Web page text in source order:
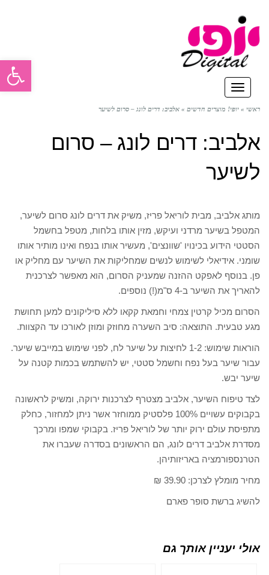
תפריט
ראשי » יופי! מוצרים חדשים » אלביב: דרים לונג – סרום לשיער
אלביב: דרים לונג – סרום
לשיער
מותג אלביב, מבית לוריאל פריז, משיק את דרים לונג סרום לשיער,
המטפל בשיער מרדני ועיקש, מזין אותו בלחות, מטפל בחשמל
הסטטי הידוע בכינויו 'שוונצים', מעשיר אותו בנפח ואינו מותיר אותו
שומני. אידיאלי לשימוש לנשים שמחליקות את השיער עם מחליק או
פן. בנוסף לאפקט ההזנה שמעניק הסרום, הוא מאפשר לצרכנית
להאריך את השיער ב-4 ס"מ(!) נוספים.
הסרום מכיל קרטין צמחי וחמאת קקאו ללא סיליקונים למען תחושת
מגע טבעית. התוצאה: סיב השערה מחוזק ומוזן לאורכו עד הקצוות.
הוראות שימוש: 1-2 לחיצות על שיער לח, לפני שימוש במייבש שיער.
עבור שיער בעל נפח וחשמל סטטי, יש להשתמש בכמות קטנה על
שיער יבש.
לצד טיפוח השיער, אלביב מצטרף לצרכנות ירוקה, ומשיק לראשונה
בקבוקים עשויים 100% פלסטיק ממוחזר אשר ניתן למחזור, כחלק
מתפיסת עולם ירוק יותר של לוריאל פריז. בקבוקי שמפו ומרכך
מסדרת אלביב דרים לונג, הם הראשונים בסדרה שעברו את
הטרנספורמציה באריזותיהן.
מחיר מומלץ לצרכן: 39.90 ₪
להשיג ברשת סופר פארם
אולי יעניין אותך גם
פתח